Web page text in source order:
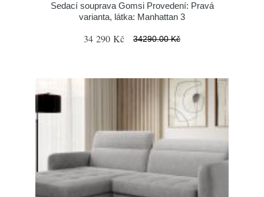
Sedací souprava Gomsi Provedení: Pravá
varianta, látka: Manhattan 3
34 290 Kč 34290.00 Kč